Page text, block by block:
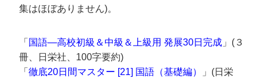
集はほぼありません)。
「 国語―高校初級＆中級＆上級用 発展30日完成 」(３
冊、日栄社、100字要約)
「 徹底20日間マスター [21] 国語（基礎編）
」(日栄